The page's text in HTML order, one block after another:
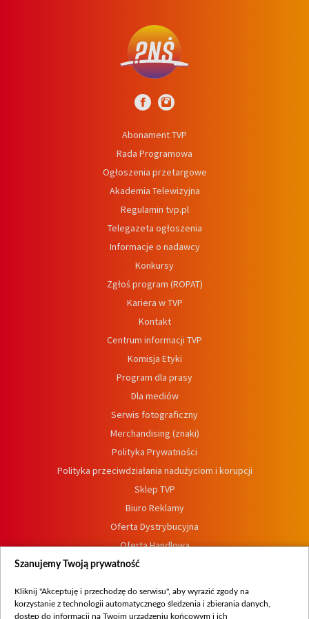
Abonament TVP
Rada Programowa
Ogłoszenia przetargowe
Akademia Telewizyjna
Regulamin tvp.pl
Telegazeta ogłoszenia
Informacje o nadawcy
Konkursy
Zgłoś program (ROPAT)
Kariera w TVP
Kontakt
Centrum informacji TVP
Komisja Etyki
Program dla prasy
Dla mediów
Serwis fotograficzny
Merchandising (znaki)
Polityka Prywatności
Polityka przeciwdziałania nadużyciom i korupcji
Sklep TVP
Biuro Reklamy
Oferta Dystrybucyjna
Oferta Handlowa
Dostępność
Procedura zgłoszeń wewnętrznych
Szanujemy Twoją prywatność
Kliknij "Akceptuję i przechodzę do serwisu", aby wyrazić zgody na
korzystanie z technologii automatycznego śledzenia i zbierania danych,
dostęp do informacji na Twoim urządzeniu końcowym i ich